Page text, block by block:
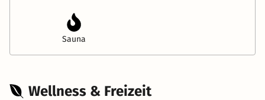
Sauna
Wellness & Freizeit